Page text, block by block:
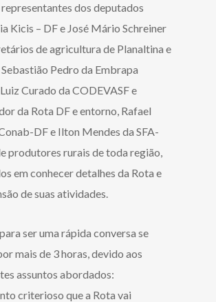
dos deputados
Kicis – DF e José Mário Schreiner
de agricultura de Planaltina e
Pedro da Embrapa
Curado da CODEVASF e
da Rota DF e entorno, Rafael
DF e Ilton Mendes da SFA-
produtores rurais de toda região,
em conhecer detalhes da Rota e
de suas atividades.
ser uma rápida conversa se
mais de 3 horas, devido aos
assuntos abordados:
criterioso que a Rota vai